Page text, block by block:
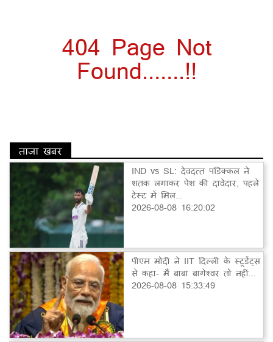
404 Page Not
Found.......!!
ताज़ा खबर
IND vs SL: देवदत्त पडिक्कल ने
शतक लगाकर पेश की दावेदार, पहले
टेस्ट में मिल...
2026-08-08 16:20:02
पीएम मोदी ने IIT दिल्ली के स्टूडेंट्स
से कहा- मैं बाबा बागेश्वर तो नहीं...
2026-08-08 15:33:49